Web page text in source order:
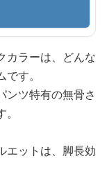
カラーは、どんな
す。
ンツ特有の無骨さ
エットは、脚長効